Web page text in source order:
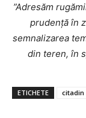
”Adresăm
prudență în
semnalizarea
din teren, în
ETICHETE citadin